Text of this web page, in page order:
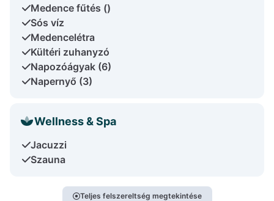
Medence fűtés ()
Sós víz
Medencelétra
Kültéri zuhanyzó
Napozóágyak (6)
Napernyő (3)
Wellness & Spa
Jacuzzi
Szauna
Teljes felszereltség megtekintése